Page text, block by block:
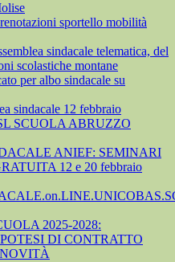
sportello mobilità
sindacale telematica, del
scolastiche montane
per albo sindacale su
sindacale 12 febbraio
SCUOLA ABRUZZO
ANIEF: SEMINARI
12 e 20 febbraio
2025-2028:
DI CONTRATTO